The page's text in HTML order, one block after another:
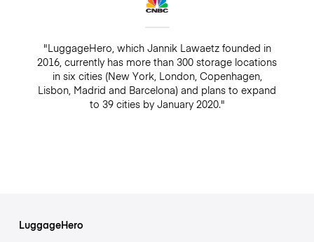
"LuggageHero, which Jannik Lawaetz founded in
2016, currently has more than 300 storage locations
in six cities (New York, London, Copenhagen,
Lisbon, Madrid and Barcelona) and plans to expand
to 39 cities by January 2020."
LuggageHero